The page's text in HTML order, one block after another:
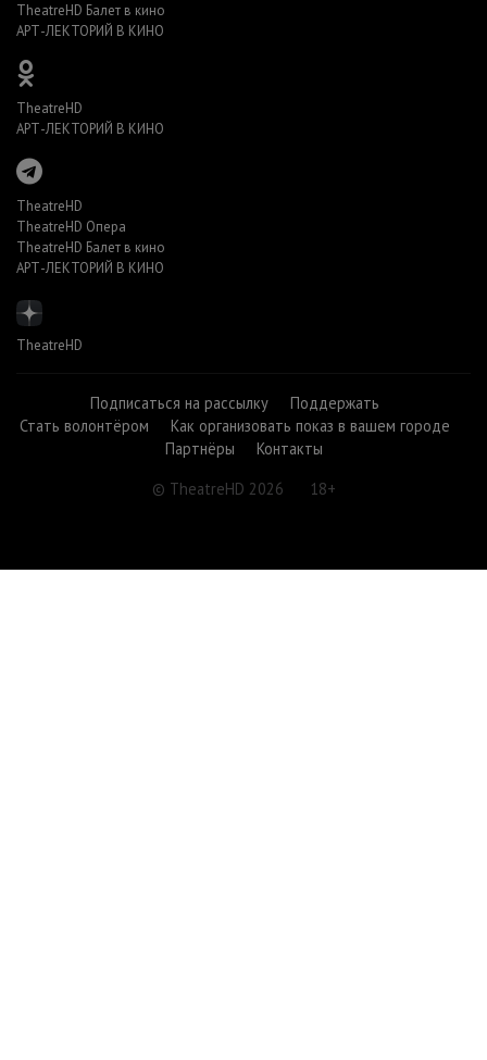
TheatreHD Балет в кино
АРТ-ЛЕКТОРИЙ В КИНО
TheatreHD
АРТ-ЛЕКТОРИЙ В КИНО
TheatreHD
TheatreHD Опера
TheatreHD Балет в кино
АРТ-ЛЕКТОРИЙ В КИНО
TheatreHD
Подписаться на рассылку
Поддержать
Стать волонтёром
Как организовать показ в вашем городе
Партнёры
Контакты
© TheatreHD 2026
18+